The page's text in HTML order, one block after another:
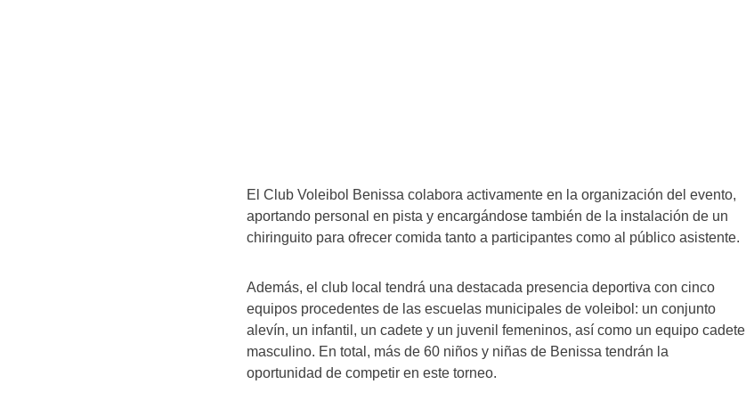
El Club Voleibol Benissa colabora activamente en la organización del evento,
aportando personal en pista y encargándose también de la instalación de un
chiringuito para ofrecer comida tanto a participantes como al público asistente.
Además, el club local tendrá una destacada presencia deportiva con cinco
equipos procedentes de las escuelas municipales de voleibol: un conjunto
alevín, un infantil, un cadete y un juvenil femeninos, así como un equipo cadete
masculino. En total, más de 60 niños y niñas de Benissa tendrán la
oportunidad de competir en este torneo.